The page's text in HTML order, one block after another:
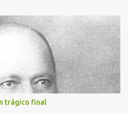
y el Hércules de los Torneos.
Muerte Negra. Wiswanathan
Petrosian: Boa Constrictora, El
Defensa, El Ministro de la
y El Mejor Portero de Armenia.
Garry Kasparov: El Ogro de Baku.
Ajedrez. Robert James Fischer:
Alexander Alekhine: Allein Ich.
trágico final